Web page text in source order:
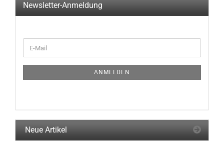
Newsletter-Anmeldung
ZUR
E-
Mail
ANMELDEN
Neue Artikel